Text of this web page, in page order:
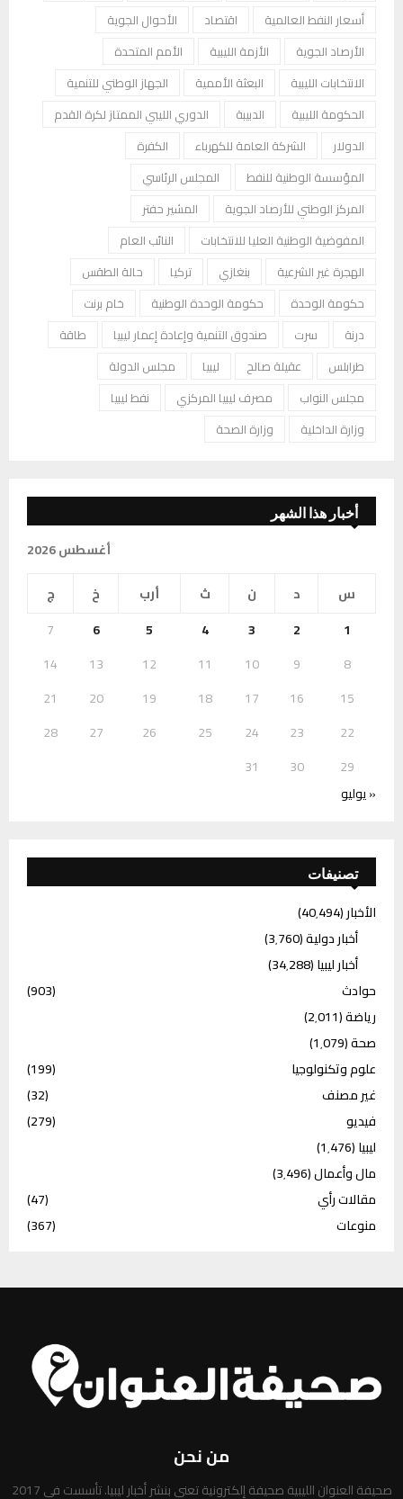
أسعار النفط العالمية
اقتصاد
الأحوال الجوية
الأرصاد الجوية
الأزمة الليبية
الأمم المتحدة
الانتخابات الليبية
البعثة الأممية
الجهاز الوطني للتنمية
الحكومة الليبية
الدبيبة
الدوري الليبي الممتاز لكرة القدم
الدولار
الشركة العامة للكهرباء
الكفرة
المؤسسة الوطنية للنفط
المجلس الرئاسي
المركز الوطني للأرصاد الجوية
المشير حفتر
المفوضية الوطنية العليا للانتخابات
النائب العام
الهجرة غير الشرعية
بنغازي تركيا
حالة الطقس
حكومة الوحدة
حكومة الوحدة الوطنية
خام برنت
درنة
سرت صندوق التنمية وإعادة إعمار ليبيا
طاقة
طرابلس
عقيلة صالح ليبيا
مجلس الدولة
مجلس النواب
مصرف ليبيا المركزي
نفط ليبيا
وزارة الداخلية
وزارة الصحة
أخبار هذا الشهر
أغسطس 2026
س
د ن ث أرب خ
ج
1
2
3
4
5
6
7
8
9
10
11
12
13
14
15
16
17
18
19
20
21
22
23
24
25
26
27
28
29
30
31
« يوليو
تصنيفات
الأخبار(40٬494)
أخبار دولية(3٬760)
أخبار ليبيا(34٬288)
حوادث
(903)
رياضة(2٬011)
صحة(1٬079)
علوم وتكنولوجيا
(199)
غير مصنف
(32)
فيديو
(279)
ليبيا(1٬476)
مال وأعمال(3٬496)
مقالات رأي
(47)
منوعات
(367)
من نحن
صحيفة العنوان الليبية صحيفة إلكترونية تعني بنشر أخبار ليبيا. تأسست في 2017